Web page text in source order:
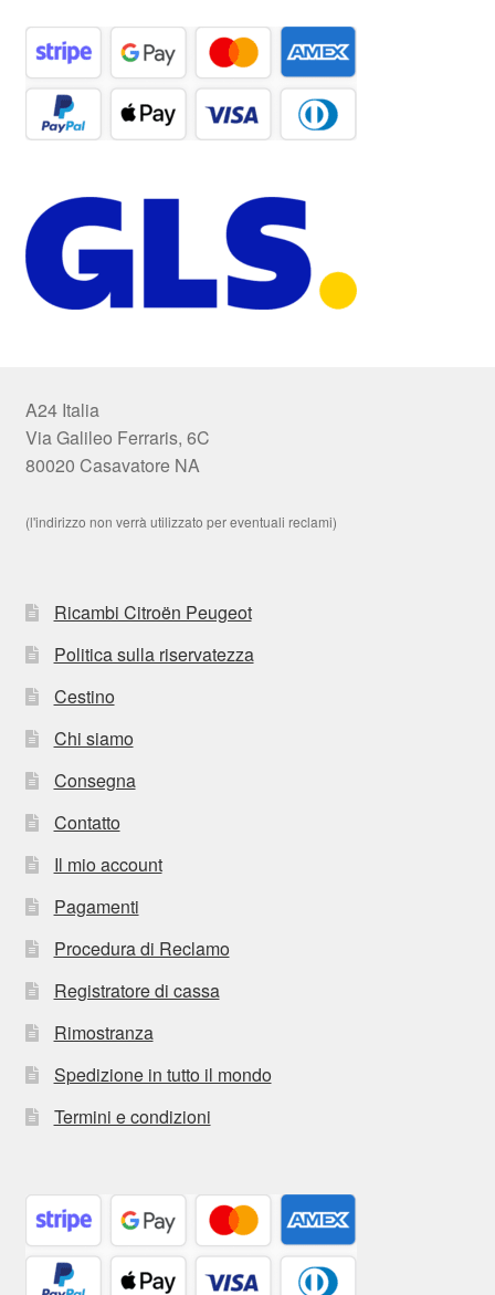
A24 Italia
Via Galileo Ferraris, 6C
80020 Casavatore NA
(l'indirizzo non verrà utilizzato per eventuali reclami)
Ricambi Citroën Peugeot
Politica sulla riservatezza
Cestino
Chi siamo
Consegna
Contatto
Il mio account
Pagamenti
Procedura di Reclamo
Registratore di cassa
Rimostranza
Spedizione in tutto il mondo
Termini e condizioni